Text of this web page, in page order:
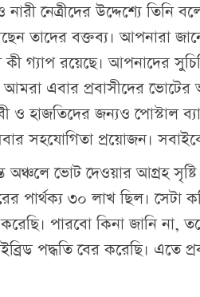
নারী নেত্রীদের উদ্দেশ্যে
তাদের বক্তব্য। আপনারা
গ্যাপ রয়েছে। আপনাদের
আমরা এবার প্রবাসীদের
ও হাজতিদের জন্যও পোস্টাল
সহযোগিতা প্রয়োজন।
অঞ্চলে ভোট দেওয়ার আগ্রহ
পার্থক্য ৩০ লাখ ছিল। সেটা
পারবো কিনা জানি না,
পদ্ধতি বের করেছি। এতে